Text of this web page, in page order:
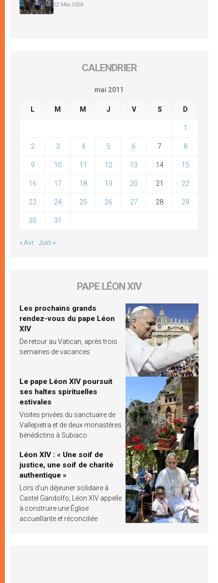
22 Mai 2026
CALENDRIER
mai 2011
L M M J V S D
1
2 3 4 5 6 7 8
9 10 11 12 13 14 15
16 17 18 19 20 21 22
23 24 25 26 27 28 29
30 31
« Avr Juin »
PAPE LÉON XIV
Les prochains grands
rendez-vous du pape Léon
XIV
De retour au Vatican, après trois
semaines de vacances
Le pape Léon XIV poursuit
ses haltes spirituelles
estivales
Visites privées du sanctuaire de
Vallepietra et de deux monastères
bénédictins à Subiaco
Léon XIV : « Une soif de
justice, une soif de charité
authentique »
Lors d’un déjeuner solidaire à
Castel Gandolfo, Léon XIV appelle
à construire une Église
accueillante et réconciliée